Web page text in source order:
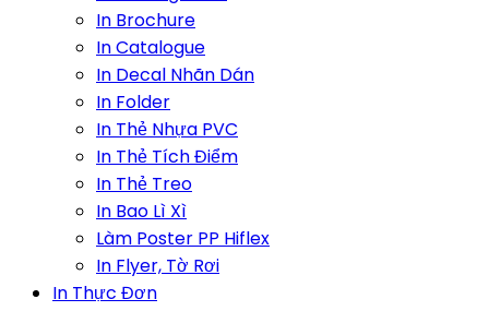
In Brochure
In Catalogue
In Decal Nhãn Dán
In Folder
In Thẻ Nhựa PVC
In Thẻ Tích Điểm
In Thẻ Treo
In Bao Lì Xì
Làm Poster PP Hiflex
In Flyer, Tờ Rơi
In Thực Đơn